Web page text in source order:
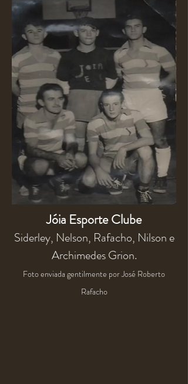
Jóia Esporte Clube
Siderley, Nelson, Rafacho, Nilson e
Archimedes Grion.
Foto enviada gentilmente por José Roberto
Rafacho